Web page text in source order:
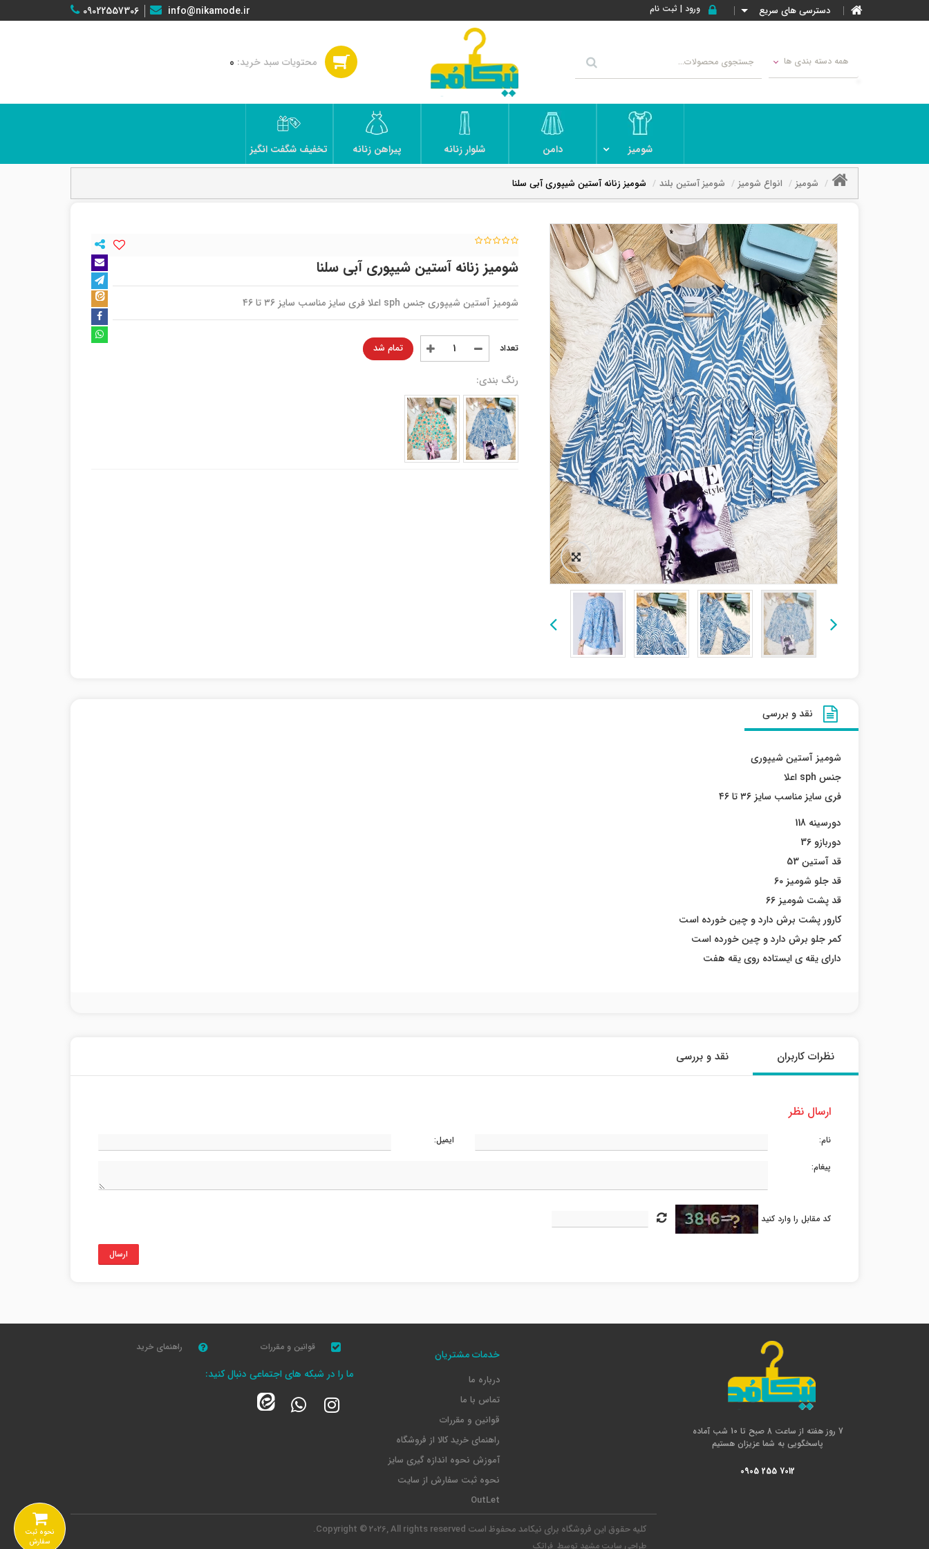
دسترسی های سریع ورود | ثبت نام 09022557306 info@nikamode.ir
همه دسته بندی ها 0
شومیز دامن شلوار زنانه پیراهن زنانه تخفیف شگفت انگیز
شومیز انواع شومیز شومیز آستین بلند شومیز زنانه آستین شیپوری آبی سلنا
شومیز زنانه آستین شیپوری آبی سلنا
شومیز آستین شیپوری جنس sph اعلا فری سایز مناسب سایز ۳۶ تا ۴۶
تمام شد
رنگ بندی:
نقد و بررسی
شومیز آستین شیپوری
جنس sph اعلا
فری سایز مناسب سایز ۳۶ تا ۴۶
دورسینه 118
دوربازو 36
قد آستین 53
قد جلو شومیز 60
قد پشت شومیز 66
کارور پشت برش دارد و چین خورده است
کمر جلو برش دارد و چین خورده است
دارای یقه ی ایستاده روی یقه هفت
نظرات کاربران نقد و بررسی
ارسال نظر
نام: ایمیل:
پیغام:
کد مقابل را وارد کنید
ارسال
7 روز هفته از ساعت 8 صبح تا 10 شب آماده
پاسخگویی به شما عزیزان هستیم
0905 255 7012
خدمات مشتریان
درباره ما
تماس با ما
قوانین و مقررات
راهنمای خرید کالا از فروشگاه
آموزش نحوه اندازه گیری سایز
نحوه ثبت سفارش از سایت
OutLet
قوانین و مقررات راهنمای خرید
ما را در شبکه های اجتماعی دنبال کنید:
نحوه ثبت
سفارش
کلیه حقوق این فروشگاه برای نیکامد محفوظ است Copyright © 2026, All rights reserved.
طراحی سایت مشهد توسط فراتک